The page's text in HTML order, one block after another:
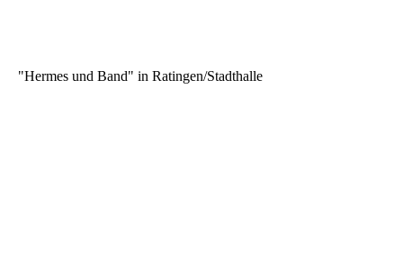
"Hermes und Band" in Ratingen/Stadthalle